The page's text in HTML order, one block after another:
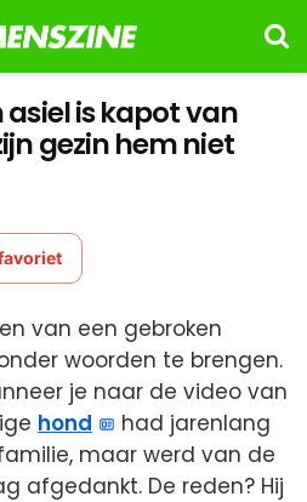
is kapot van
gezin hem niet
van een gebroken
woorden te brengen.
je naar de video van
hond
had jarenlang
maar werd van de
afgedankt. De reden? Hij